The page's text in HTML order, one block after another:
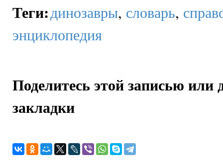
Теги:динозавры, словарь,
энциклопедия
Поделитесь этой записью или
закладки